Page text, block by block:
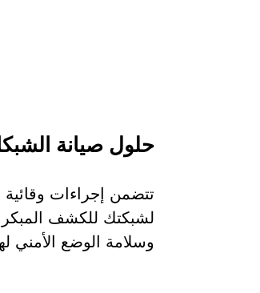
حلول صيانة
تتضمن إجراءات وقائية
لشبكتك للكشف المبكر
وسلامة الوضع الأمني